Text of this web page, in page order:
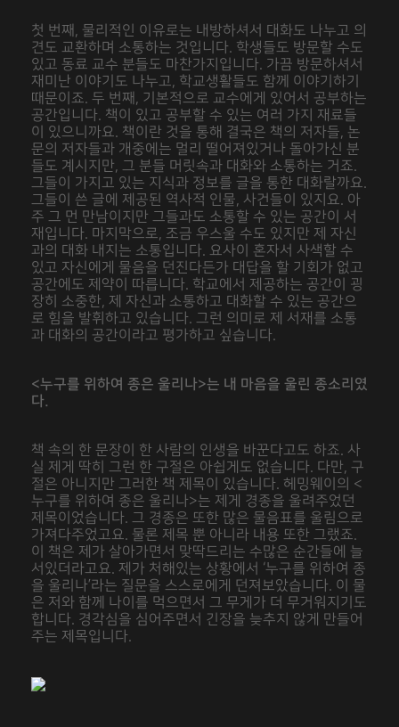
첫 번째, 물리적인 이유로는 내방하셔서 대화도 나누고 의
견도 교환하며 소통하는 것입니다. 학생들도 방문할 수도
있고 동료 교수 분들도 마찬가지입니다. 가끔 방문하셔서
재미난 이야기도 나누고, 학교생활들도 함께 이야기하기
때문이죠. 두 번째, 기본적으로 교수에게 있어서 공부하는
공간입니다. 책이 있고 공부할 수 있는 여러 가지 재료들
이 있으니까요. 책이란 것을 통해 결국은 책의 저자들, 논
문의 저자들과 개중에는 멀리 떨어져있거나 돌아가신 분
들도 계시지만, 그 분들 머릿속과 대화와 소통하는 거죠.
그들이 가지고 있는 지식과 정보를 글을 통한 대화랄까요.
그들이 쓴 글에 제공된 역사적 인물, 사건들이 있지요. 아
주 그 먼 만남이지만 그들과도 소통할 수 있는 공간이 서
재입니다. 마지막으로, 조금 우스울 수도 있지만 제 자신
과의 대화 내지는 소통입니다. 요사이 혼자서 사색할 수
있고 자신에게 물음을 던진다든가 대답을 할 기회가 없고
공간에도 제약이 따릅니다. 학교에서 제공하는 공간이 굉
장히 소중한, 제 자신과 소통하고 대화할 수 있는 공간으
로 힘을 발휘하고 있습니다. 그런 의미로 제 서재를 소통
과 대화의 공간이라고 평가하고 싶습니다.
<누구를 위하여 종은 울리나>는 내 마음을 울린 종소리였
다.
책 속의 한 문장이 한 사람의 인생을 바꾼다고도 하죠. 사
실 제게 딱히 그런 한 구절은 아쉽게도 없습니다. 다만, 구
절은 아니지만 그러한 책 제목이 있습니다. 헤밍웨이의 <
누구를 위하여 종은 울리나>는 제게 경종을 울려주었던
제목이었습니다. 그 경종은 또한 많은 물음표를 울림으로
가져다주었고요. 물론 제목 뿐 아니라 내용 또한 그랬죠.
이 책은 제가 살아가면서 맞딱드리는 수많은 순간들에 늘
서있더라고요. 제가 처해있는 상황에서 ‘누구를 위하여 종
을 울리나’라는 질문을 스스로에게 던져보았습니다. 이 물
은 저와 함께 나이를 먹으면서 그 무게가 더 무거워지기도
합니다. 경각심을 심어주면서 긴장을 늦추지 않게 만들어
주는 제목입니다.